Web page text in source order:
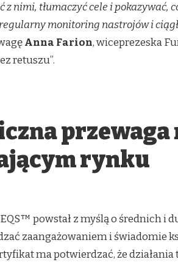
z nimi, tłumaczyć cele i pokazywać,
monitoring nastrojów i
Anna Farion, wiceprezeska
retuszu”.
przewaga
rynku
powstał z myślą o średnich i
zaangażowaniem i świadomie
ma potwierdzać, że działania